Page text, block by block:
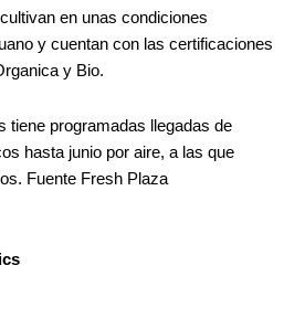
en unas condiciones
y cuentan con las certificaciones
y Bio.
tiene programadas llegadas de
hasta junio por aire, a las que
Fuente Fresh Plaza